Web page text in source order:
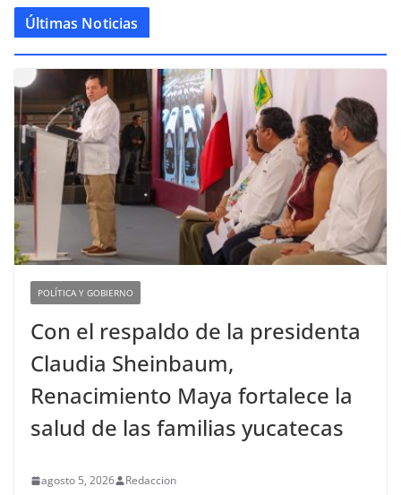
Últimas Noticias
POLÍTICA Y GOBIERNO
Con el respaldo de la presidenta
Claudia Sheinbaum,
Renacimiento Maya fortalece la
salud de las familias yucatecas
agosto 5, 2026 Redaccion